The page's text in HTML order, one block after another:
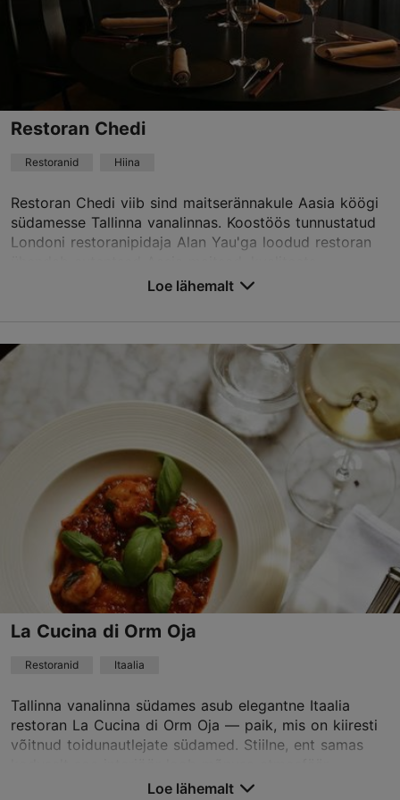
+372 5451 1164
Broneeri
Restoran Chedi
Restoranid Hiina
Restoran Chedi viib sind maitserännakule Aasia köögi
südamesse Tallinna vanalinnas. Koostöös tunnustatud
Londoni restoranipidaja Alan Yau'ga loodud restoran
P 13:00–22:00
Loe lähemalt
Restoranid, Hiina, India
info@chedi.ee
+372 646 1676
Broneeri
TripAdvisor Traveler hinnang
Loe rohkem arvustusi TripAdvisorist
Loe lähemalt
La Cucina di Orm Oja
Restoranid Itaalia
Tallinna vanalinna südames asub elegantne Itaalia
restoran La Cucina di Orm Oja — paik, mis on kiiresti
võitnud toidunautlejate südamed. Stiilne, ent samas
Loe lähemalt